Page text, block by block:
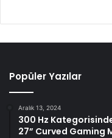
Popüler Yazılar
Aralık 13, 2024
300 Hz
27” Curved Gaming